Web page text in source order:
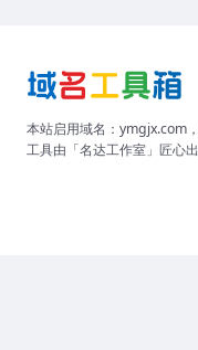
本站启用域名：ymgjx.com
工具由「名达工作室」匠心出